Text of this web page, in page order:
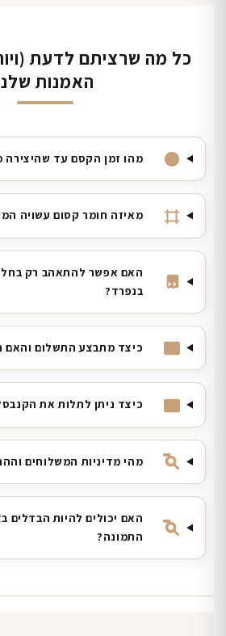
כל מה שרציתם לדעת
האמנות
מהו זמן הקסם עד שהיצירה
מאיזה חומר קסום עשויה
האם אפשר להתאהב רק
בנפרד?
כיצד מתבצע התשלום והאם
כיצד ניתן לתלות את
מהי מדיניות המשלוחים
האם יכולים להיות הבדלים
התמונה?